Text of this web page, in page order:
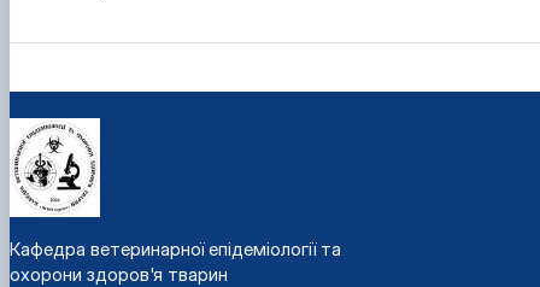
Кафедра ветеринарної епідеміології та
охорони здоров'я тварин